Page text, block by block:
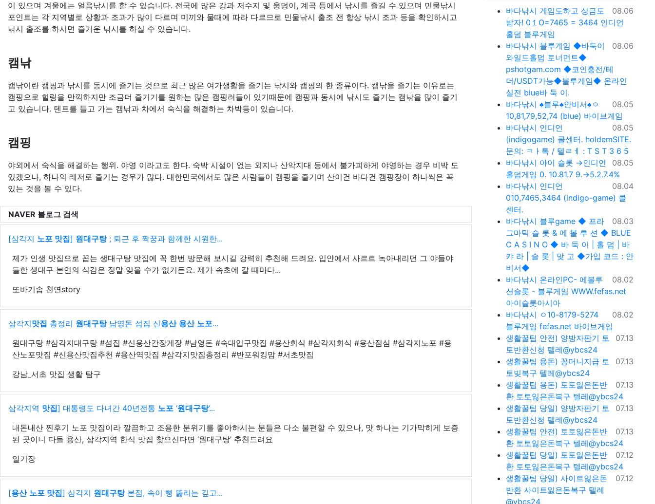
이 있으며 겨울에는 얼음낚시를 할 수 있습니다. 전국에 많은 강과 저수지 및 웅덩이, 계곡 등에서 낚시를 즐길 수 있으며 민물낚시
포인트는 각 지역별로 상황과 조과가 많이 다르며 미끼와 물때에 따라 다르므로 민물낚시 출조 전 항상 낚시 조과 등을 확인하시고
낚시 출조를 하시면 즐거운 낚시를 하실 수 있습니다.
캠낚
캠낚이란 캠핑과 낚시를 동시에 즐기는 것으로 최근 많은 여가생활을 즐기는 낚시와 캠핑의 한 종류이다. 캠낚을 즐기는 이유로는
캠핑으로 힐링을 만끽하지만 조금더 즐기기를 원하는 많은 캠핑러들이 있기때문에 캠핑과 동시에 낚시도 즐기는 캠낚을 많이 즐기
고 있습니다. 텐트를 들고 가는 캠낚과 차에서 숙식을 해결하는 차박등이 있습니다.
캠핑
야외에서 숙식을 해결하는 행위. 야영 이라고도 한다. 숙박 시설이 없는 외지나 산악지대 등에서 불가피하게 야영하는 경우 비박 도
있겠으나, 하나의 레저로 즐기는 경우가 많다. 대한민국에서도 많은 사람들이 캠핑을 즐기며 산이건 바다건 캠핑장이 하나씩은 꼭
있는 것을 볼 수 있다.
NAVER 블로그 검색
[삼각지 노포 맛집] 원대구탕; 퇴근 후 짝꿍과 함께한 시원한...
제가 인생 맛집으로 꼽는 생대구탕 맛집에 꼭 한번 방문해 보시길 강력히 추천해 드려요. 입안에서 사르르 녹아내리던 그 야들야
들한 생대구 본연의 식감은 정말 잊을 수가 없거든요. 제가 속초에 갈 때마다...
또바기솝 천연story
삼각지맛집 총정리 원대구탕남영돈 섬집 신용산 용산 노포...
원대구탕 #삼각지대구탕 #섬집 #신용산간장게장 #남영돈 #숙대입구맛집 #용산회식 #삼각지회식 #용산점심 #삼각지노포 #용
산노포맛집 #신용산맛집추천 #용산역맛집 #삼각지맛집총정리 #반포워킹맘 #서초맛집
강남_서초 맛집 생활 탐구
삼각지역 맛집] 대통령도 다녀간 40년전통 노포 ‘원대구탕’...
내돈내산 찐후기 노포 맛집이라 깔끔하고 조용한 분위기를 좋아하시는 분들은 다소 불편할 수 있으나, 맛 하나는 기가막히게 보증
된 곳이니 다들 용산, 삼각지역 한식 맛집 찾으신다면 ‘원대구탕’ 추천드려요
일기장
[용산 노포 맛집] 삼각지 원대구탕본점, 속이 뻥 뚫리는 깊고...
등록일
08.06
바다낚시 게임도하고 상금도
받자! 0１O=7465 = 3464 인디언
홀덤 블루게임
등록일
08.06
바다낚시 블루게임 ◆바둑이
와일드홀덤 토너먼트◆
pshotgam.com ◆코인충전/테
더/USDT가능◆블루게임◆ 온라인
실전 blue바 둑 이.
등록일
08.05
바다낚시 ♠블루♠안비서♠ㅇ
10,81,79,52,74 (blue) 바이브게임
등록일
08.05
바다낚시 인디언
(indigogame) 콜센터. holdemSITE.
문의: ㅋㅏ톡 / 텔ㄹㅔ : T S T 3 6 5
등록일
08.05
바다낚시 아이 슬롯 →인디언
홀덤게임 0. 10.81.7 9.→5.2.7.4%
등록일
08.04
바다낚시 인디언
010,7465,3464 (indigo-game) 콜
센터.
등록일
08.03
바다낚시 블루game ◆ 프라
그마틱 슬 롯 & 에 볼 루 션 ◆ BLUE
C A S I N O ◆ 바 둑 이 | 홀 덤 | 바
캬 라 | 슬 롯 | 맞 고 ◆가입 코드 : 안
비서◆
등록일
08.02
바다낚시 온라인PC- 에볼루
션슬롯 - 블루게임 WWW.fefas.net
아이슬롯아시아
등록일
08.02
바다낚시 ㅇ10-8179-5274
블루게임 fefas.net 바이브게임
등록일
07.13
생활꿀팁 안전) 양방자판기 토
토반환신청 텔레@ybcs24
등록일
07.13
생활꿀팁 용돈) 꽁머니지급 토
토빚복구 텔레@ybcs24
등록일
07.13
생활꿀팁 용돈) 토토잃은돈반
환 토토잃은돈복구 텔레@ybcs24
등록일
07.13
생활꿀팁 당일) 양방자판기 토
토반환신청 텔레@ybcs24
등록일
07.13
생활꿀팁 안전) 토토잃은돈반
환 토토잃은돈복구 텔레@ybcs24
등록일
07.12
생활꿀팁 당일) 토토잃은돈반
환 토토잃은돈복구 텔레@ybcs24
등록일
07.12
생활꿀팁 당일) 사이트잃은돈
반환 사이트잃은돈복구 텔레
@ybcs24